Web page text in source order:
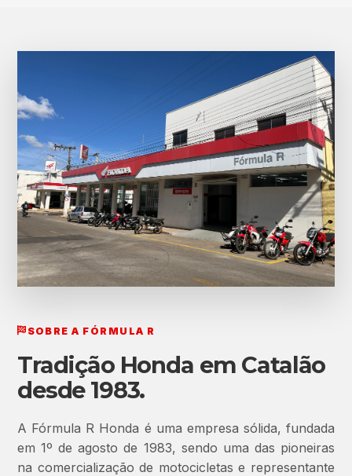
SOBRE A FÓRMULA R
Tradição Honda em Catalão
desde 1983.
A Fórmula R Honda é uma empresa sólida, fundada
em 1º de agosto de 1983, sendo uma das pioneiras
na comercialização de motocicletas e representante